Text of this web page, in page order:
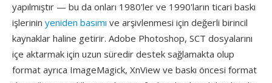
yapılmıştır — bu da onları 1980'ler ve 1990'ların ticari baskı
işlerinin yeniden basımı ve arşivlenmesi için değerli birincil
kaynaklar haline getirir. Adobe Photoshop, SCT dosyalarını
içe aktarmak için uzun süredir destek sağlamakta olup
format ayrıca ImageMagick, XnView ve baskı öncesi format